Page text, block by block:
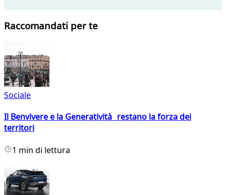
Raccomandati per te
Sociale
Il Benvivere e la Generatività restano la forza dei
territori
1 min di lettura